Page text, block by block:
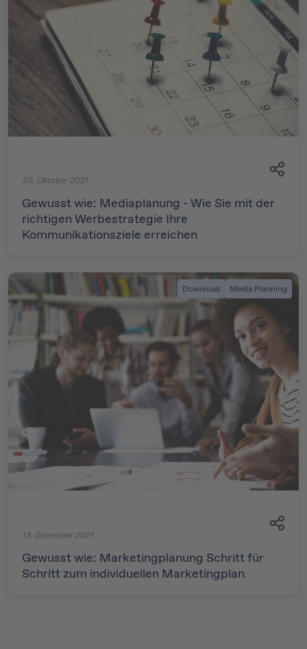
20. Oktober 2021
Gewusst wie: Mediaplanung - Wie Sie mit der
richtigen Werbestrategie Ihre
Kommunikationsziele erreichen
Download Media Planning
13. Dezember 2021
Gewusst wie: Marketingplanung Schritt für
Schritt zum individuellen Marketingplan